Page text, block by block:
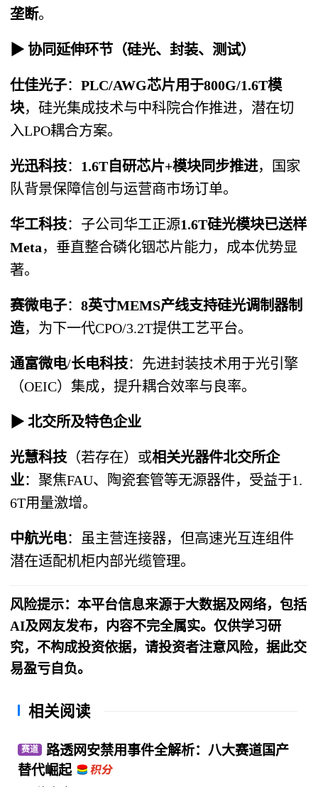
垄断。
▶ 协同延伸环节（硅光、封装、测试）
仕佳光子：PLC/AWG芯片用于800G/1.6T模
块，硅光集成技术与中科院合作推进，潜在切
入LPO耦合方案。
光迅科技： 1.6T自研芯片+模块同步推进，国家
队背景保障信创与运营商市场订单。
华工科技：子公司华工正源1.6T硅光模块已送样
Meta，垂直整合磷化铟芯片能力，成本优势显
著。
赛微电子：8英寸MEMS产线支持硅光调制器制
造，为下一代CPO/3.2T提供工艺平台。
通富微电/长电科技：先进封装技术用于光引擎
（OEIC）集成，提升耦合效率与良率。
▶ 北交所及特色企业
光慧科技 （若存在）或相关光器件北交所企
业：聚焦FAU、陶瓷套管等无源器件，受益于1.
6T用量激增。
中航光电：虽主营连接器，但高速光互连组件
潜在适配机柜内部光缆管理。
风险提示：本平台信息来源于大数据及网络，包括
AI及网友发布，内容不完全属实。仅供学习研
究，不构成投资依据，请投资者注意风险，据此交
易盈亏自负。
相关阅读
赛道
路透网安禁用事件全解析：八大赛道国产
替代崛起